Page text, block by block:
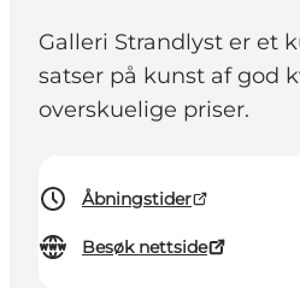
Galleri Strandlyst er et
satser på kunst af god
overskuelige priser.
Åbningstider
Besøk nettside